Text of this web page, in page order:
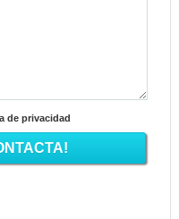
de privacidad